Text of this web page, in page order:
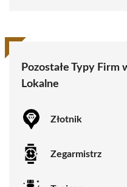
Pozostałe Typy Firm
Lokalne
Złotnik
Zegarmistrz